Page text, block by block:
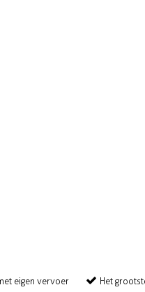
eigen vervoer Het